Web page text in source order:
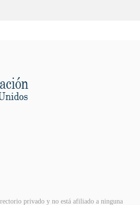
privado y no está afiliado a ninguna